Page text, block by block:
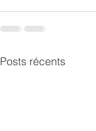
Posts récents